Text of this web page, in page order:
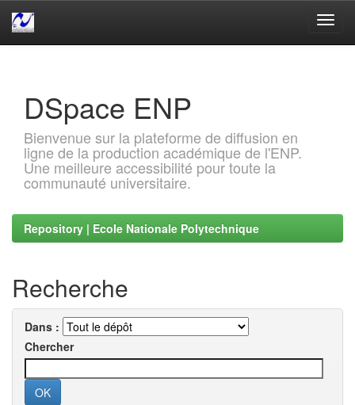
DSpace ENP
Bienvenue sur la plateforme de diffusion en
ligne de la production académique de l'ENP.
Une meilleure accessibilité pour toute la
communauté universitaire.
Repository | Ecole Nationale Polytechnique
Recherche
Dans :
Chercher